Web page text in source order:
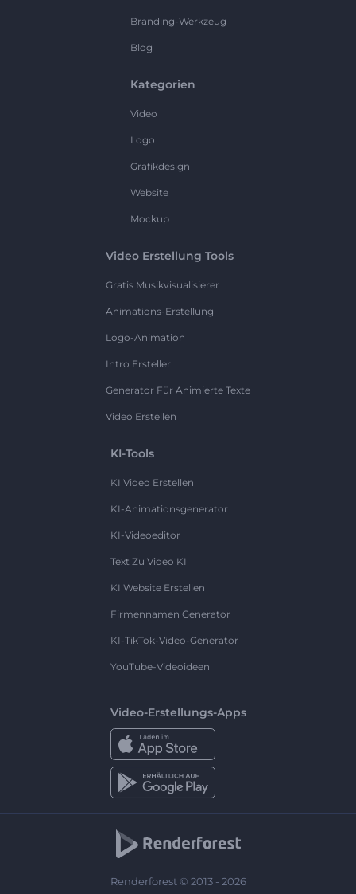
Branding-Werkzeug
Blog
Kategorien
Video
Logo
Grafikdesign
Website
Mockup
Video Erstellung Tools
Gratis Musikvisualisierer
Animations-Erstellung
Logo-Animation
Intro Ersteller
Generator Für Animierte Texte
Video Erstellen
KI-Tools
KI Video Erstellen
KI-Animationsgenerator
KI-Videoeditor
Text Zu Video KI
KI Website Erstellen
Firmennamen Generator
KI-TikTok-Video-Generator
YouTube-Videoideen
Video-Erstellungs-Apps
Renderforest © 2013 - 2026